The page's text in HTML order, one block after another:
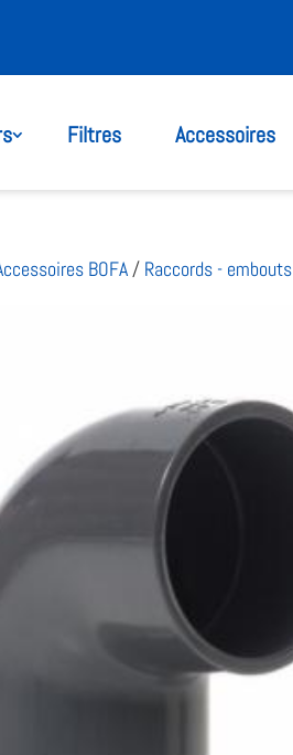
Filtres Accessoires
BOFA / Raccords - embouts